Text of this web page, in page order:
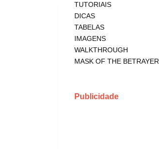
TUTORIAIS
DICAS
TABELAS
IMAGENS
WALKTHROUGH
MASK OF THE BETRAYER
Publicidade